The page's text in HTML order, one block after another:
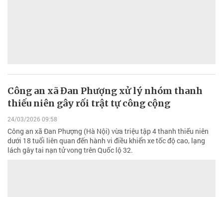
Công an xã Đan Phượng xử lý nhóm thanh
thiếu niên gây rối trật tự công cộng
24/03/2026 09:58
Công an xã Đan Phượng (Hà Nội) vừa triệu tập 4 thanh thiếu niên
dưới 18 tuổi liên quan đến hành vi điều khiển xe tốc độ cao, lạng
lách gây tai nạn tử vong trên Quốc lộ 32.